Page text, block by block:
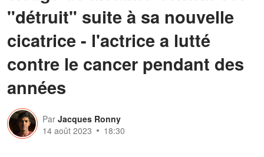
"détruit" suite à sa nouvelle
cicatrice - l'actrice a lutté
contre le cancer pendant des
années
Par Jacques Ronny
14 août 2023
18:30